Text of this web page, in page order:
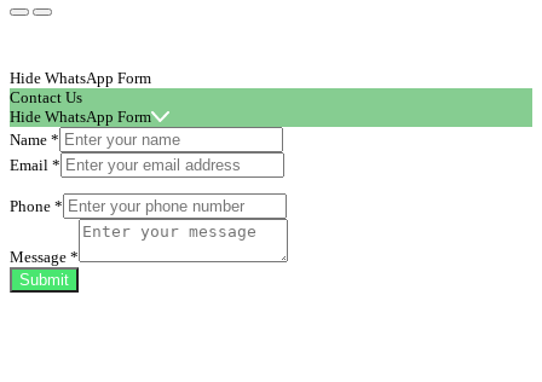
Hide WhatsApp Form
Contact Us
Hide WhatsApp Form
Name *
Email *
Phone *
Message *
Submit